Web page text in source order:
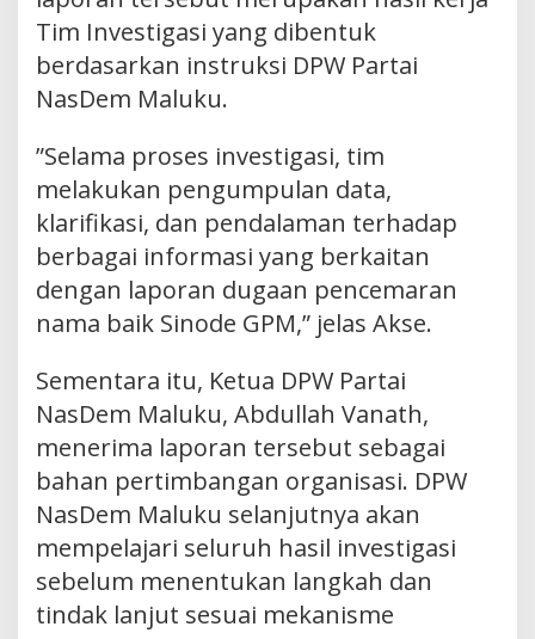
Tim Investigasi yang dibentuk
berdasarkan instruksi DPW Partai
NasDem Maluku.
”Selama proses investigasi, tim
melakukan pengumpulan data,
klarifikasi, dan pendalaman terhadap
berbagai informasi yang berkaitan
dengan laporan dugaan pencemaran
nama baik Sinode GPM,” jelas Akse.
Sementara itu, Ketua DPW Partai
NasDem Maluku, Abdullah Vanath,
menerima laporan tersebut sebagai
bahan pertimbangan organisasi. DPW
NasDem Maluku selanjutnya akan
mempelajari seluruh hasil investigasi
sebelum menentukan langkah dan
tindak lanjut sesuai mekanisme